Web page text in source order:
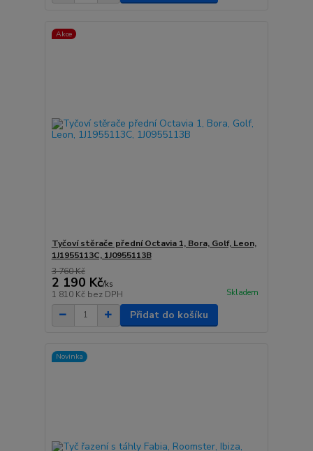
Akce
Tyčoví stěrače přední Octavia 1, Bora, Golf, Leon,
1J1955113C, 1J0955113B
3 760 Kč
2 190 Kč/ks
1 810 Kč bez DPH Skladem
Přidat do košíku
Novinka